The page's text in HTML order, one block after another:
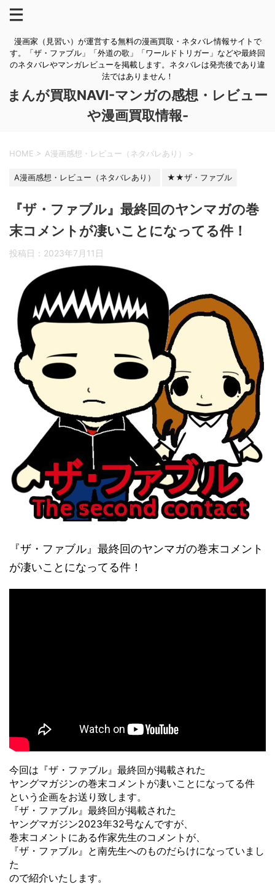
漫画家（見習い）が運営する無料の漫画買取・ネタバレ情報サイトで
す。「ザ・ファブル」「外道の歌」「ワールドトリガー」などや最終回
のネタバレやマンガレビューを掲載します。ネタバレは発売後であり違
法ではありません！
まんが買取NAVI-マンガの感想・レビュー
や漫画買取情報-
HOME > A漫画感想・レビュー（ネタバレあり） >
A漫画感想・レビュー（ネタバレあり） ★★ザ・ファブル
『ザ・ファブル』最終回のヤンマガの巻
末コメントが凄いことになってる件！
投稿日： 2023年7月11日
『ザ・ファブル』最終回のヤンマガの巻末コメント
が凄いことになってる件！
今回は『ザ・ファブル』最終回が掲載された
ヤングマガジンの巻末コメントが凄いことになってる件
という企画をお送り致します。
『ザ・ファブル』最終回が掲載された
ヤングマガジン2023年32号なんですが、
巻末コメントにある作家先生のコメントが、
『ザ・ファブル』と南先生へのものだらけになっていまし
た
ので紹介いたします。